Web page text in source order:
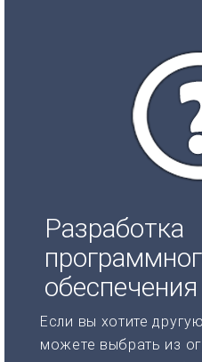
Разработка
обеспечения
Если вы хотите
можете выбрать из